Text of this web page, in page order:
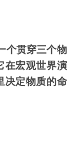
个贯穿三个物
在宏观世界演
决定物质的命